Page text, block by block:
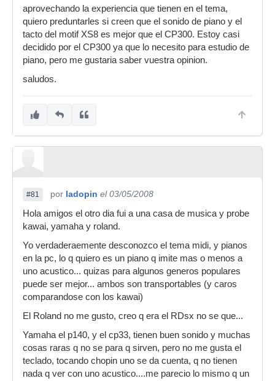
aprovechando la experiencia que tienen en el tema,
quiero preduntarles si creen que el sonido de piano y el
tacto del motif XS8 es mejor que el CP300. Estoy casi
decidido por el CP300 ya que lo necesito para estudio de
piano, pero me gustaria saber vuestra opinion.
saludos.
#81 por Iadopin el 03/05/2008
Hola amigos el otro dia fui a una casa de musica y probe
kawai, yamaha y roland.
Yo verdaderaemente desconozco el tema midi, y pianos
en la pc, lo q quiero es un piano q imite mas o menos a
uno acustico... quizas para algunos generos populares
puede ser mejor... ambos son transportables (y caros
comparandose con los kawai)
El Roland no me gusto, creo q era el RDsx no se que...
Yamaha el p140, y el cp33, tienen buen sonido y muchas
cosas raras q no se para q sirven, pero no me gusta el
teclado, tocando chopin uno se da cuenta, q no tienen
nada q ver con uno acustico....me parecio lo mismo q un